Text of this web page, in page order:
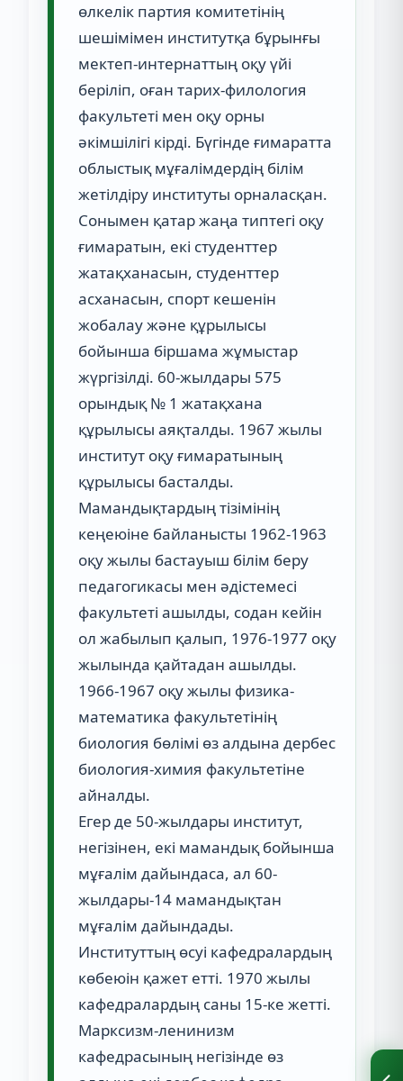
өлкелік партия комитетінің
шешімімен институтқа бұрынғы
мектеп-интернаттың оқу үйі
беріліп, оған тарих-филология
факультеті мен оқу орны
әкімшілігі кірді. Бүгінде ғимаратта
облыстық мұғалімдердің білім
жетілдіру институты орналасқан.
Сонымен қатар жаңа типтегі оқу
ғимаратын, екі студенттер
жатақханасын, студенттер
асханасын, спорт кешенін
жобалау және құрылысы
бойынша біршама жұмыстар
жүргізілді. 60-жылдары 575
орындық № 1 жатақхана
құрылысы аяқталды. 1967 жылы
институт оқу ғимаратының
құрылысы басталды.
Мамандықтардың тізімінің
кеңеюіне байланысты 1962-1963
оқу жылы бастауыш білім беру
педагогикасы мен әдістемесі
факультеті ашылды, содан кейін
ол жабылып қалып, 1976-1977 оқу
жылында қайтадан ашылды.
1966-1967 оқу жылы физика-
математика факультетінің
биология бөлімі өз алдына дербес
биология-химия факультетіне
айналды.
Егер де 50-жылдары институт,
негізінен, екі мамандық бойынша
мұғалім дайындаса, ал 60-
жылдары-14 мамандықтан
мұғалім дайындады.
Институттың өсуі кафедралардың
көбеюін қажет етті. 1970 жылы
кафедралардың саны 15-ке жетті.
Марксизм-ленинизм
кафедрасының негізінде өз